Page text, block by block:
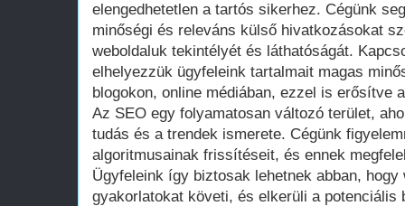
elengedhetetlen a tartós sikerhez. Cégünk
minőségi és releváns külső hivatkozásokat
weboldaluk tekintélyét és láthatóságát.
elhelyezzük ügyfeleink tartalmait magas
blogokon, online médiában, ezzel is erősítve
Az SEO egy folyamatosan változó terület,
tudás és a trendek ismerete. Cégünk
algoritmusainak frissítéseit, és ennek
Ügyfeleink így biztosak lehetnek abban, hogy
gyakorlatokat követi, és elkerüli a potenciális